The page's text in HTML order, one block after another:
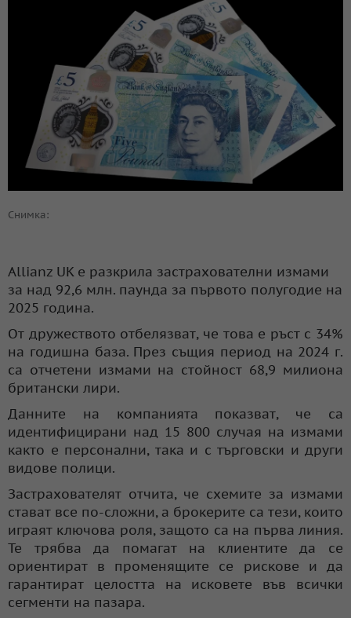
Снимка:
Allianz UK е разкрила застрахователни измами
за над 92,6 млн. паунда за първото полугодие на
2025 година.
От дружеството отбелязват, че това е ръст с 34%
на годишна база. През същия период на 2024 г.
са отчетени измами на стойност 68,9 милиона
британски лири.
Данните на компанията показват, че са
идентифицирани над 15 800 случая на измами
както е персонални, така и с търговски и други
видове полици.
Застрахователят отчита, че схемите за измами
стават все по-сложни, а брокерите са тези, които
играят ключова роля, защото са на първа линия.
Те трябва да помагат на клиентите да се
ориентират в променящите се рискове и да
гарантират целостта на исковете във всички
сегменти на пазара.